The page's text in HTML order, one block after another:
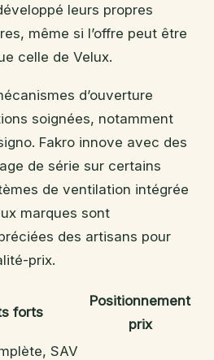
leurs propres
même si l’offre peut être
celle de Velux.
d’ouverture
soignées, notamment
Fakro innove avec des
de série sur certains
de ventilation intégrée
marques sont
des artisans pour
prix.
forts
Positionnement
prix
SAV